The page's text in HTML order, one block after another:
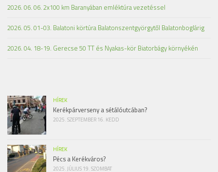
2026. 06. 06. 2x100 km Baranyában emléktúra vezetéssel
2026. 05. 01-03. Balatoni körtúra Balatonszentgyörgytől Balatonboglárig
2026. 04. 18-19. Gerecse 50 TT és Nyakas-kör Biatorbágy környékén
HÍREK
Kerékpárverseny a sétálóutcában?
2025. SZEPTEMBER 16. KEDD
HÍREK
Pécs a Kerékváros?
2025. JÚLIUS 19. SZOMBAT